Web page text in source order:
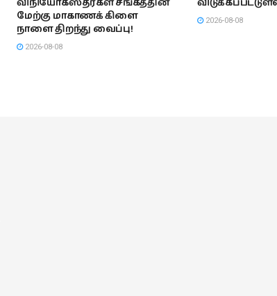
மேற்கு மாகாணக் கிளை
நாளை திறந்து வைப்பு!
2026-08-08
2026-08-08